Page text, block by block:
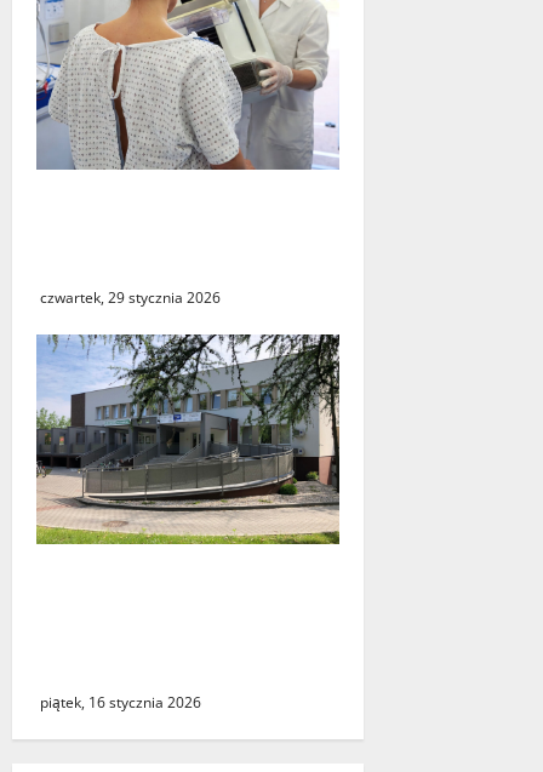
czwartek, 29 stycznia 2026
piątek, 16 stycznia 2026